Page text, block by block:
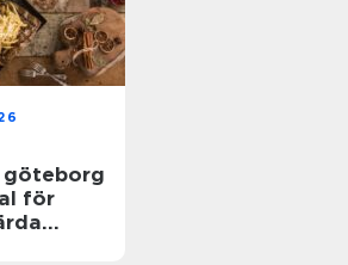
göteborg
för